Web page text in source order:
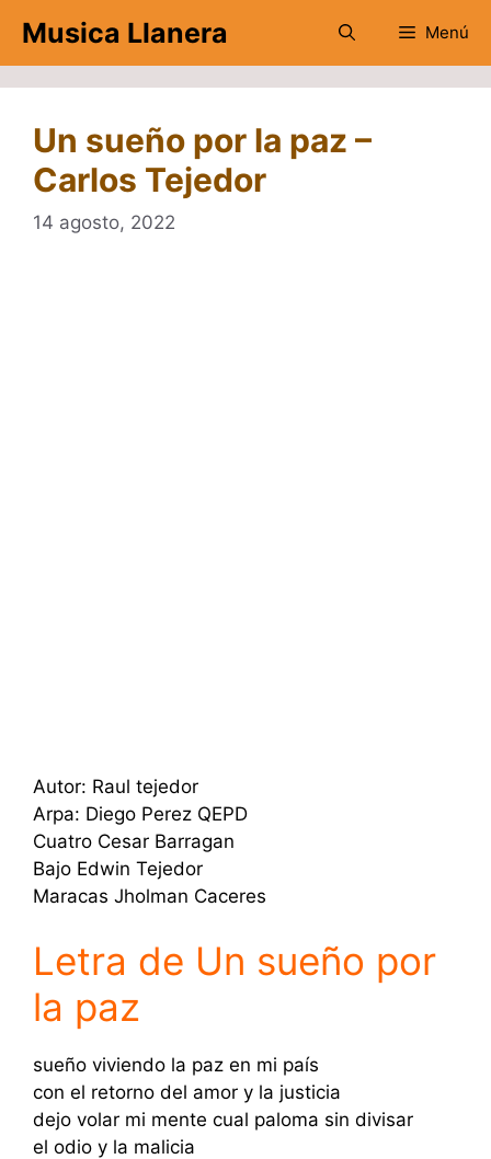
contenido
Musica Llanera Menú
Un sueño por la paz –
Carlos Tejedor
14 agosto, 2022
Autor: Raul tejedor
Arpa: Diego Perez QEPD
Cuatro Cesar Barragan
Bajo Edwin Tejedor
Maracas Jholman Caceres
Letra de Un sueño por
la paz
sueño viviendo la paz en mi país
con el retorno del amor y la justicia
dejo volar mi mente cual paloma sin divisar
el odio y la malicia